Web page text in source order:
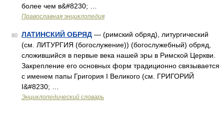
более чем в&#8230; …
Православная энциклопедия
80 ЛАТИНСКИЙ ОБРЯД — (римский обряд), литургический
(см. ЛИТУРГИЯ (богослужение)) (богослужебный) обряд,
сложившийся в первые века нашей эры в Римской Церкви.
Закрепление его основных форм традиционно связывается
с именем папы Григория I Великого (см. ГРИГОРИЙ
I&#8230; …
Энциклопедический словарь